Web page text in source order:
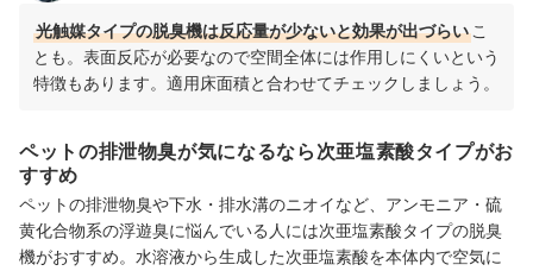
光触媒タイプの脱臭機は反応量が少ないと効果が出づらい こ
とも。表面反応が必要なので空間全体には作用しにくいという
特徴もあります。適用床面積と合わせてチェックしましょう。
ペットの排泄物臭が気になるなら次亜塩素酸タイプがお
すすめ
ペットの排泄物臭や下水・排水溝のニオイなど、アンモニア・硫
黄化合物系の浮遊臭に悩んでいる人には次亜塩素酸タイプの脱臭
機がおすすめ。水溶液から生成した次亜塩素酸を本体内で空気に